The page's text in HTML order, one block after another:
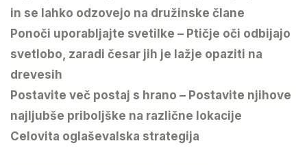
in se lahko odzovejo na družinske člane
Ponoči uporabljajte svetilke – Ptičje oči odbijajo
svetlobo, zaradi česar jih je lažje opaziti na
drevesih
Postavite več postaj s hrano – Postavite njihove
najljubše priboljške na različne lokacije
Celovita oglaševalska strategija